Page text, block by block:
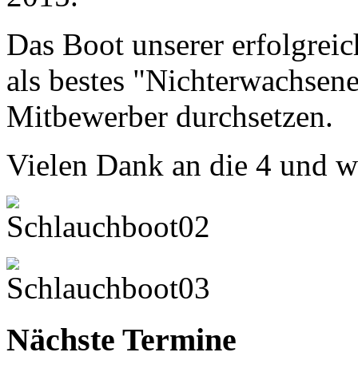
Das Boot unserer
als bestes
Mitbewerber durchsetzen.
Vielen Dank an die 4 und
Nächste Termine